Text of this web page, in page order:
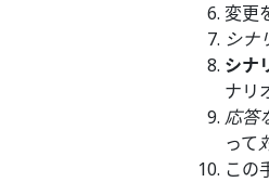
変更
シナ
シナ
ナリ
応答
って
この